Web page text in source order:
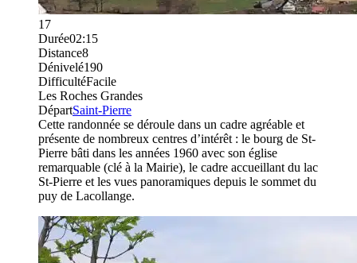
17
Durée02:15
Distance8
Dénivelé190
DifficultéFacile
Les Roches Grandes
DépartSaint-Pierre
Cette randonnée se déroule dans un cadre agréable et
présente de nombreux centres d’intérêt : le bourg de St-
Pierre bâti dans les années 1960 avec son église
remarquable (clé à la Mairie), le cadre accueillant du lac
St-Pierre et les vues panoramiques depuis le sommet du
puy de Lacollange.